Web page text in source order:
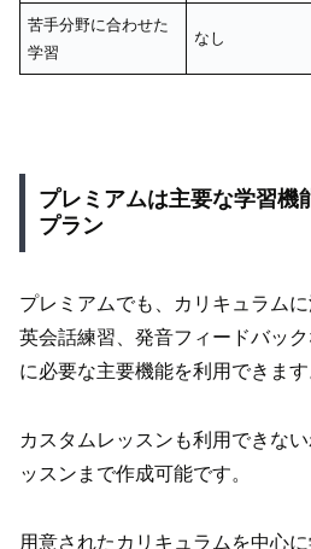
苦手分野に合わせた
学習
なし
プレミアムは主要な学習機
プラン
プレミアムでも、カリキュラム
英会話練習、発音フィードバッ
に必要な主要機能を利用できます
カスタムレッスンも利用できな
ッスンまで作成可能です。
用意されたカリキュラムを中心